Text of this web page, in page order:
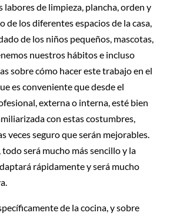
labores de limpieza, plancha, orden y
de los diferentes espacios de la casa,
de los niños pequeños, mascotas,
nuestros hábitos e incluso
sobre cómo hacer este trabajo en el
es conveniente que desde el
externa o interna, esté bien
con estas costumbres,
veces seguro que serán mejorables.
todo será mucho más sencillo y la
rápidamente y será mucho
de la cocina, y sobre